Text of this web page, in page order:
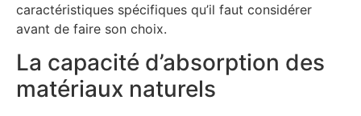
caractéristiques spécifiques qu’il faut considérer
avant de faire son choix.
La capacité d’absorption des
matériaux naturels